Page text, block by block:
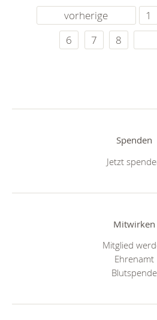
vorherige 1
6
7 8
Spenden
Jetzt
Mitwirken
Mitglied
Ehrenamt
Blutspende